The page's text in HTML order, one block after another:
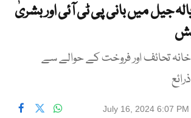
جیل میں بانی پی ٹی آئی اور بشریٰ
تحائف اور فروخت کے حوالے سے
July 16, 2024 6:07 PM